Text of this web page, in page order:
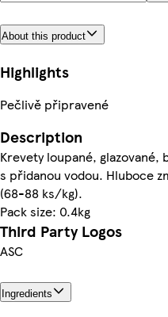
About this product
Highlights
Pečlivě připravené
Description
Krevety loupané, glazované,
s přidanou vodou. Hluboce
(68-88 ks/kg).
Pack size: 0.4kg
Third Party Logos
ASC
Ingredients